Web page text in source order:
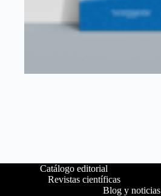
Catálogo editorial
Revistas científicas
Blog y noticias